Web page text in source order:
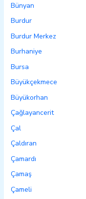
Bünyan
Burdur
Burdur Merkez
Burhaniye
Bursa
Büyükçekmece
Büyükorhan
Çağlayancerit
Çal
Çaldıran
Çamardı
Çamaş
Çameli